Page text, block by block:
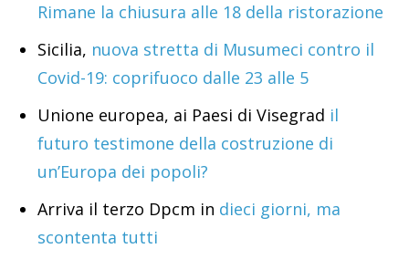
Rimane la chiusura alle 18 della ristorazione
Sicilia, nuova stretta di Musumeci contro il
Covid-19: coprifuoco dalle 23 alle 5
Unione europea, ai Paesi di Visegrad il
futuro testimone della costruzione di
un’Europa dei popoli?
Arriva il terzo Dpcm in dieci giorni, ma
scontenta tutti